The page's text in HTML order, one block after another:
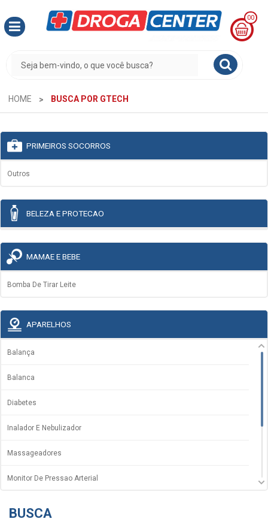
00
CESTA
R$
0,00
HOME BUSCA POR GTECH
PRIMEIROS SOCORROS
Outros
BELEZA E PROTECAO
MAMAE E BEBE
Bomba De Tirar Leite
APARELHOS
Balança
Balanca
Diabetes
Inalador E Nebulizador
Massageadores
Monitor De Pressao Arterial
BUSCA